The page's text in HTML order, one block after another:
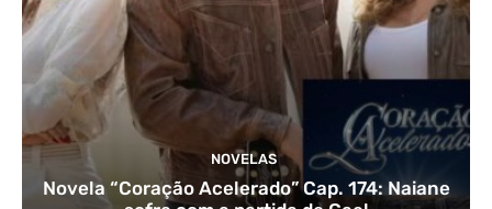
NOVELAS
Novela “Coração Acelerado” Cap. 174: Naiane